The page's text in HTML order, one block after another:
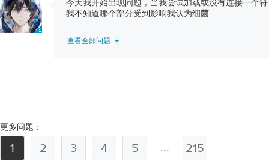
今天我开始出现问题，当我尝试加载或没有连接一个
我不知道哪个部分受到影响我认为细菌
查看全部问题
更多问题：
1 2 3 4 5 ... 215